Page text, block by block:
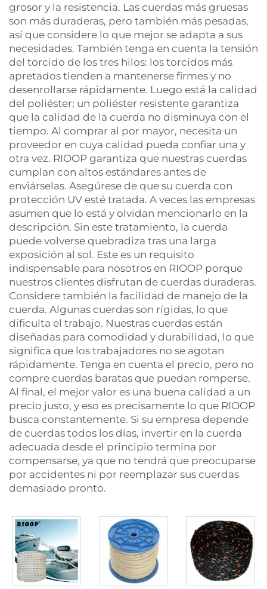
grosor y la resistencia. Las cuerdas más gruesas
son más duraderas, pero también más pesadas,
así que considere lo que mejor se adapta a sus
necesidades. También tenga en cuenta la tensión
del torcido de los tres hilos: los torcidos más
apretados tienden a mantenerse firmes y no
desenrollarse rápidamente. Luego está la calidad
del poliéster; un poliéster resistente garantiza
que la calidad de la cuerda no disminuya con el
tiempo. Al comprar al por mayor, necesita un
proveedor en cuya calidad pueda confiar una y
otra vez. RIOOP garantiza que nuestras cuerdas
cumplan con altos estándares antes de
enviárselas. Asegúrese de que su cuerda con
protección UV esté tratada. A veces las empresas
asumen que lo está y olvidan mencionarlo en la
descripción. Sin este tratamiento, la cuerda
puede volverse quebradiza tras una larga
exposición al sol. Este es un requisito
indispensable para nosotros en RIOOP porque
nuestros clientes disfrutan de cuerdas duraderas.
Considere también la facilidad de manejo de la
cuerda. Algunas cuerdas son rígidas, lo que
dificulta el trabajo. Nuestras cuerdas están
diseñadas para comodidad y durabilidad, lo que
significa que los trabajadores no se agotan
rápidamente. Tenga en cuenta el precio, pero no
compre cuerdas baratas que puedan romperse.
Al final, el mejor valor es una buena calidad a un
precio justo, y eso es precisamente lo que RIOOP
busca constantemente. Si su empresa depende
de cuerdas todos los días, invertir en la cuerda
adecuada desde el principio termina por
compensarse, ya que no tendrá que preocuparse
por accidentes ni por reemplazar sus cuerdas
demasiado pronto.